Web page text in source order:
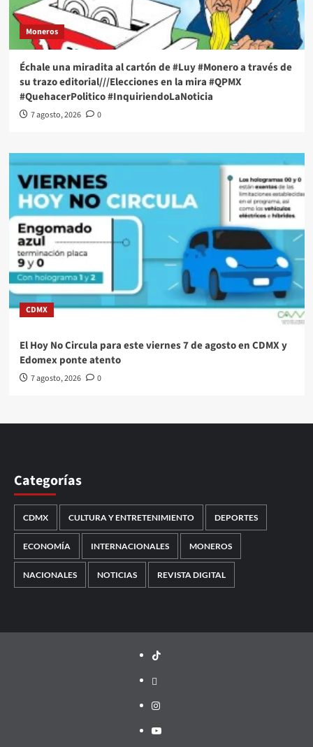
Moneros
Échale una miradita al cartón de #Luy #Monero a través de
su trazo editorial///Elecciones en la mira #QPMX
#QuehacerPolitico #InquiriendoLaNoticia
7 agosto, 2026 0
CDMX
El Hoy No Circula para este viernes 7 de agosto en CDMX y
Edomex ponte atento
7 agosto, 2026 0
Categorías
CDMX CULTURA Y ENTRETENIMIENTO DEPORTES
ECONOMÍA INTERNACIONALES MONEROS
NACIONALES NOTICIAS REVISTA DIGITAL
TikTok
threads
Instagram
Youtube